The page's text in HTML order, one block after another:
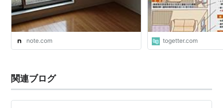
note.com togetter.com
関連ブログ